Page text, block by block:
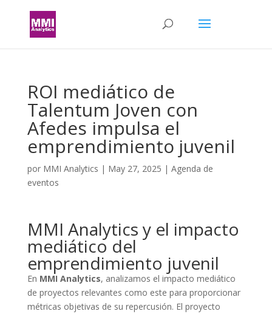
ROI mediático de
Talentum Joven con
Afedes impulsa el
emprendimiento juvenil
por MMI Analytics | May 27, 2025 | Agenda de
eventos
MMI Analytics y el impacto
mediático del
emprendimiento juvenil
En MMI Analytics, analizamos el impacto mediático
de proyectos relevantes como este para proporcionar
métricas objetivas de su repercusión. El proyecto